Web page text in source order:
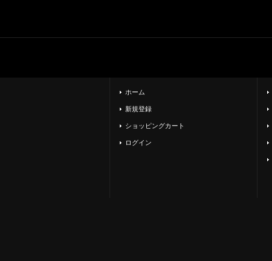
ホーム
新規登録
ショッピングカート
ログイン